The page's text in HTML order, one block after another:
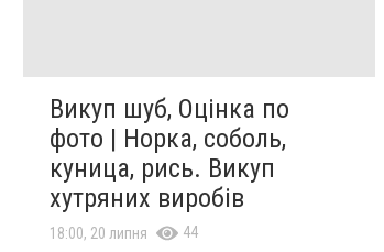
Викуп шуб, Оцінка по
фото | Норка, соболь,
куница, рись. Викуп
хутряних виробів
18:00, 20 липня 44